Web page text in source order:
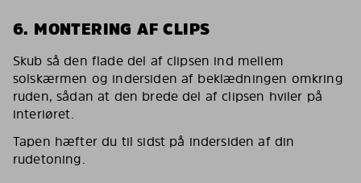
6. MONTERING AF CLIPS
Skub så den flade del af clipsen ind mellem
solskærmen og indersiden af beklædningen omkring
ruden, sådan at den brede del af clipsen hviler på
interiøret.
Tapen hæfter du til sidst på indersiden af din
rudetoning.